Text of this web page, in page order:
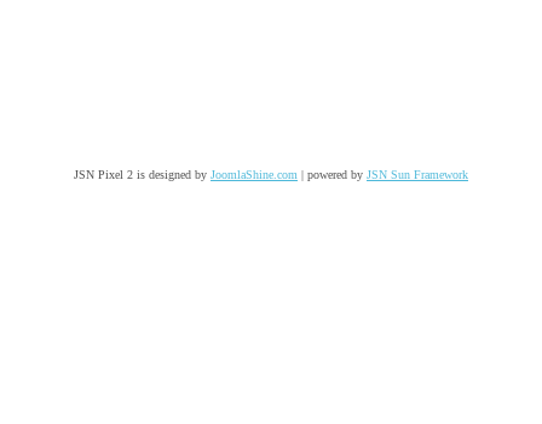
JSN Pixel 2 is designed by JoomlaShine.com | powered by JSN Sun Framework